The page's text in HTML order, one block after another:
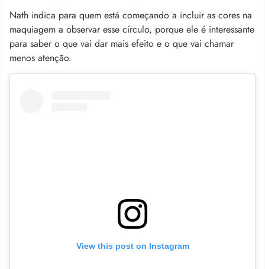
Nath indica para quem está começando a incluir as cores na
maquiagem a observar esse círculo, porque ele é interessante
para saber o que vai dar mais efeito e o que vai chamar
menos atenção.
View this post on Instagram